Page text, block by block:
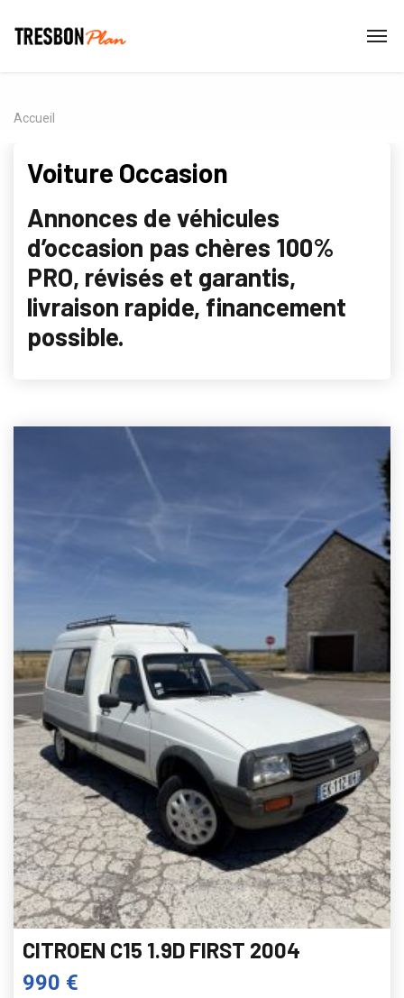
Accueil
Voiture Occasion
Annonces de véhicules
d’occasion pas chères 100%
PRO, révisés et garantis,
livraison rapide, financement
possible.
CITROEN C15 1.9D FIRST 2004
990 €